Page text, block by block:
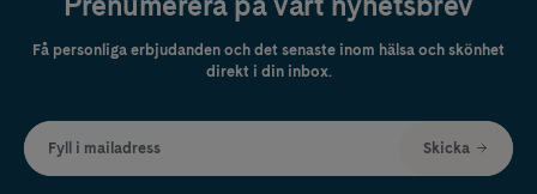
Få personliga erbjudanden och det senaste inom hälsa och skönhet
direkt i din inbox.
Fyll i mailadress Skicka